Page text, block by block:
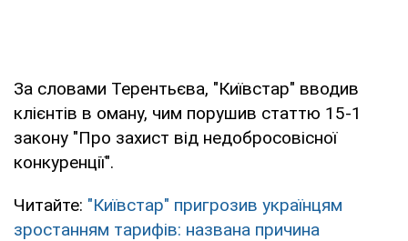
За словами Терентьєва, "Київстар" вводив
клієнтів в оману, чим порушив статтю 15-1
закону "Про захист від недобросовісної
конкуренції".
Читайте: "Київстар" пригрозив українцям
зростанням тарифів: названа причина